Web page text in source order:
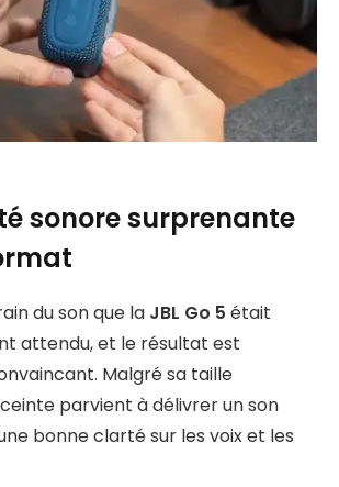
sonore surprenante
du son que la JBL Go 5 était
attendu, et le résultat est
Malgré sa taille
parvient à délivrer un son
bonne clarté sur les voix et les